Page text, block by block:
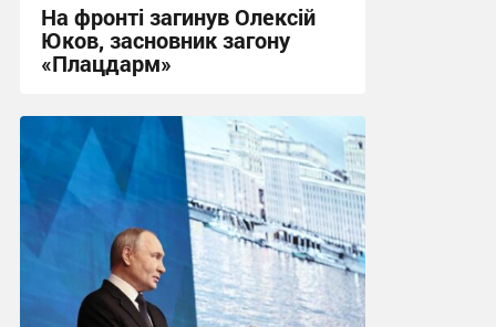
На фронті загинув Олексій
Юков, засновник загону
«Плацдарм»
20:16 вчора